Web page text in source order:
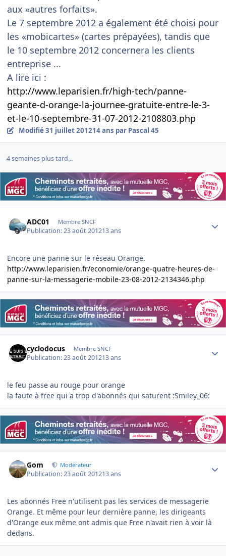
aux «autres forfaits».
Le 7 septembre 2012 a également été choisi pour
les «mobicartes» (cartes prépayées), tandis que
le 10 septembre 2012 concernera les clients
entreprise ...
A lire ici :
http://www.leparisien.fr/high-tech/panne-
geante-d-orange-la-journee-gratuite-entre-le-3-
et-le-10-septembre-31-07-2012-2108803.php
Modifié31 juillet 201214 ans par Pascal 45
4 semaines plus tard...
ADC01 Membre SNCF
Publication:23 août 201213 ans
Encore une panne sur le réseau Orange.
http://www.leparisien.fr/economie/orange-quatre-heures-de-
panne-sur-la-messagerie-mobile-23-08-2012-2134346.php
cyclodocus Membre SNCF
Publication:23 août 201213 ans
le feu passe au rouge pour orange
la faute à free qui a trop d'abonnés qui saturent :Smiley_06:
Gom Modérateur
Publication:23 août 201213 ans
Les abonnés Free n'utilisent pas les services de messagerie
Orange. Et même pour leur dernière panne, les dirigeants
d'Orange eux même ont admis que Free n'avait rien à voir là
dedans.